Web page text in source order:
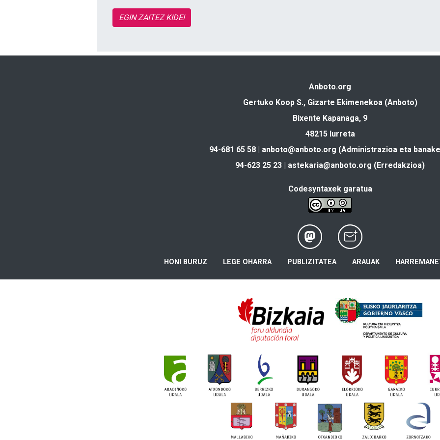
EGIN ZAITEZ KIDE!
Anboto.org
Gertuko Koop S., Gizarte Ekimenekoa (Anboto)
Bixente Kapanaga, 9
48215 Iurreta
94-681 65 58 | anboto@anboto.org (Administrazioa eta
94-623 25 23 | astekaria@anboto.org (Erredakzioa)
Codesyntaxek garatua
HONI BURUZ LEGE OHARRA PUBLIZITATEA ARAUAK